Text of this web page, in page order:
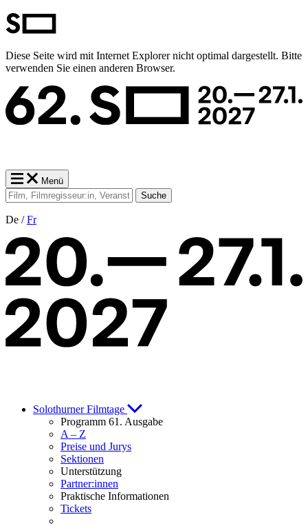
Diese Seite wird mit Internet Explorer nicht optimal dargestellt. Bitte
verwenden Sie einen anderen Browser.
Menü
Suche
De /Fr
Solothurner Filmtage
Programm 61. Ausgabe
A – Z
Preise und Jurys
Sektionen
Unterstützung
Partner:innen
Praktische Informationen
Tickets